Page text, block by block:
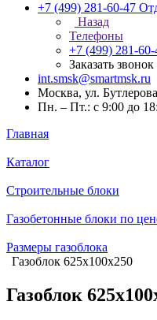
+7 (499) 281-60-47
Назад
Телефоны
+7 (499) 281-60-
Заказать звонок
int.smsk@smartmsk.ru
Москва, ул.
Пн. – Пт.: с 9:00 до
Главная
Каталог
Строительные блоки
Газобетонные блоки по
Размеры газоблока
Газоблок 625х100х250
Газоблок